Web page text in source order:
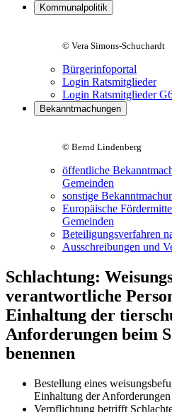
Kommunalpolitik
© Vera Simons-Schuchardt
Bürgerinfoportal
Login Ratsmitglieder
Login Ratsmitglieder
Bekanntmachungen
© Bernd Lindenberg
öffentliche
Gemeinden
sonstige
Europäische
Gemeinden
Beteiligungsverfahren
Ausschreibungen und
Schlachtung:
verantwortliche
Einhaltung der
Anforderungen beim
benennen
Bestellung eines
Einhaltung der Anforderungen
Verpflichtung betrifft